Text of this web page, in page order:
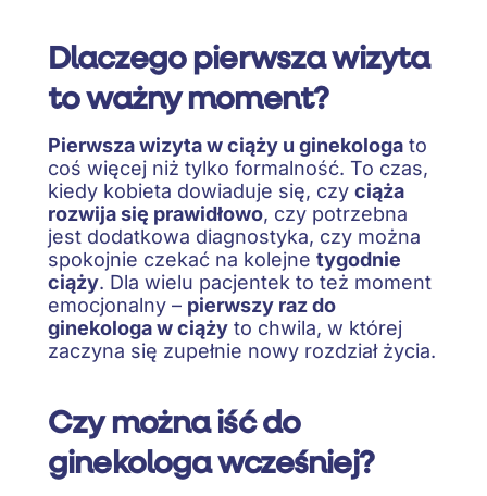
Dlaczego pierwsza wizyta
to ważny moment?
Pierwsza wizyta w ciąży u ginekologa to
coś więcej niż tylko formalność. To czas,
kiedy kobieta dowiaduje się, czy ciąża
rozwija się prawidłowo, czy potrzebna
jest dodatkowa diagnostyka, czy można
spokojnie czekać na kolejne tygodnie
ciąży. Dla wielu pacjentek to też moment
emocjonalny – pierwszy raz do
ginekologa w ciąży to chwila, w której
zaczyna się zupełnie nowy rozdział życia.
Czy można iść do
ginekologa wcześniej?